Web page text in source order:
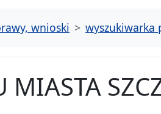
wnioski wyszukiwarka
MIASTA